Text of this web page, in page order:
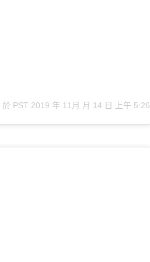
於 PST 2019 年 11月 月 14 日 上午 5:26